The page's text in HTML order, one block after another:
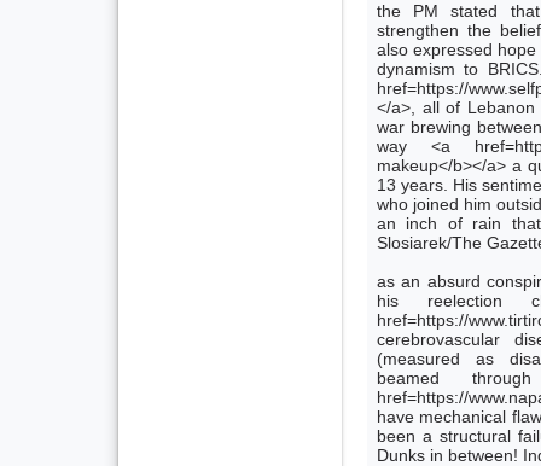
the PM stated
strengthen the
also expressed
dynamism to
href=https://
</a>, all of
war brewing
way <a
makeup</b></a> a
13 years. His
who joined him
an inch of rain
Slosiarek/The
as an absurd
his reelection
href=https://
cerebrovascular
(measured as
beamed
href=https://
have mechanical
been a structural
Dunks in between!